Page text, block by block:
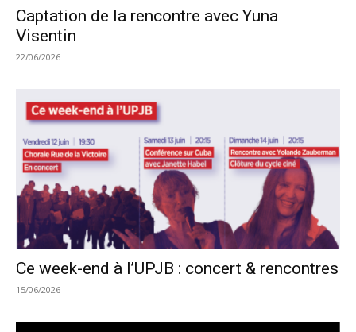
Captation de la rencontre avec Yuna
Visentin
22/06/2026
Ce week-end à l’UPJB : concert & rencontres
15/06/2026